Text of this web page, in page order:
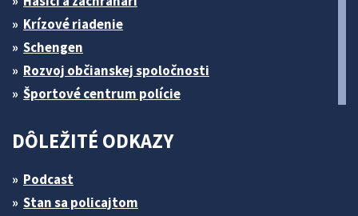
Krízové riadenie
Schengen
Rozvoj občianskej spoločnosti
Športové centrum polície
DÔLEŽITÉ ODKAZY
Podcast
Stan sa policajtom